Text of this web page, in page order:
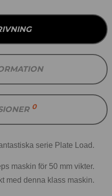
0
serie Plate Load.
maskin för 50 mm vikter.
med denna klass maskin.